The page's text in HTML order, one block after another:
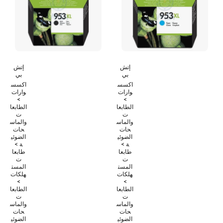
إتش
بي
اكسس
وارات
>
الطابعا
ت
والماس
حات
الضوئي
ة >
طابعا
ت
المست
هلكات
>
الطابعا
ت
والماس
حات
الضوئي
إتش
بي
اكسس
وارات
>
الطابعا
ت
والماس
حات
الضوئي
ة >
طابعا
ت
المست
هلكات
>
الطابعا
ت
والماس
حات
الضوئي